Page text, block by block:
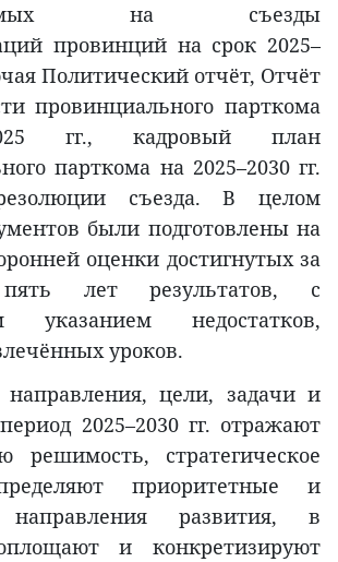
на съезды
провинций на срок 2025–
Политический отчёт, Отчёт
провинциального парткома
гг., кадровый план
парткома на 2025–2030 гг.
съезда. В целом
были подготовлены на
оценки достигнутых за
пять лет результатов, с
указанием недостатков,
уроков.
цели, задачи и
2025–2030 гг. отражают
решимость, стратегическое
приоритетные и
развития, в
и конкретизируют